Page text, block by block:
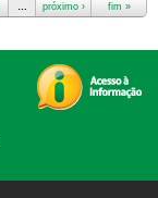
… próximo › fim »